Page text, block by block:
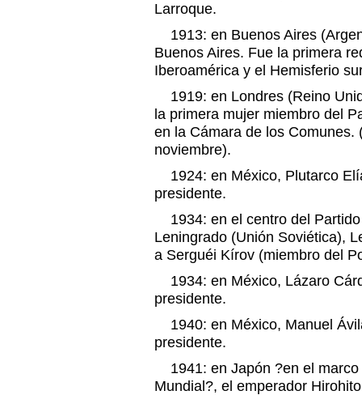
Larroque.
1913: en Buenos Aires
Buenos Aires. Fue la primera
Iberoamérica y el Hemisferio
1919: en Londres (Reino
la primera mujer miembro del
en la Cámara de los
noviembre).
1924: en México, Plutarco
presidente.
1934: en el centro del
Leningrado (Unión Soviética),
a Serguéi Kírov (miembro del
1934: en México, Lázaro
presidente.
1940: en México, Manuel
presidente.
1941: en Japón ?en el marco
Mundial?, el emperador